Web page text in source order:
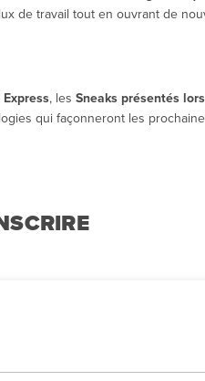
de travail tout en ouvrant de
, les Sneaks présentés lors
qui façonneront les